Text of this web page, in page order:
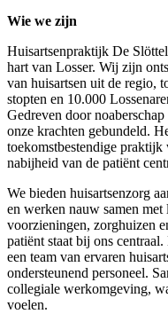
Wie we zijn
Huisartsenpraktijk De
hart van Losser. Wij zijn
van huisartsen uit de regio,
stopten en 10.000
Gedreven door
onze krachten gebundeld.
toekomstbestendige
nabijheid van de patiënt
We bieden huisartsenzorg
en werken nauw samen
voorzieningen, zorghuizen
patiënt staat bij ons
een team van ervaren
ondersteunend personeel.
collegiale werkomgeving,
voelen.